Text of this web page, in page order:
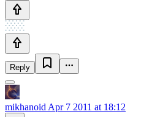
Reply
mikhanoid Apr 7 2011 at 18:12